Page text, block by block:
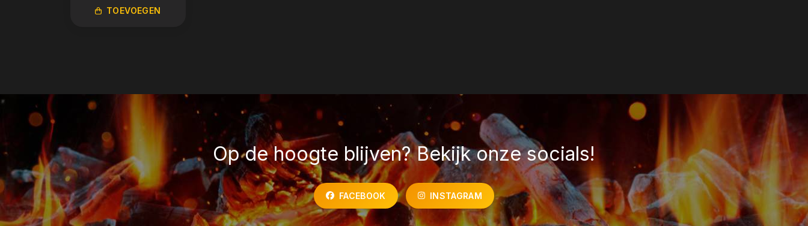
TOEVOEGEN
Op de hoogte blijven? Bekijk onze socials!
FACEBOOK INSTAGRAM